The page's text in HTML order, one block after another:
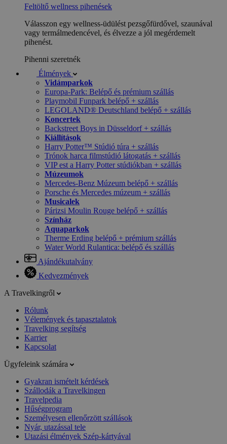
Feltöltő wellness pihenések
Válasszon egy wellness-üdülést pezsgőfürdővel, szaunával
vagy termálmedencével, és élvezze a jól megérdemelt
pihenést.
Pihenni szeretnék
Élmények
Vidámparkok
Europa-Park: Belépő és prémium szállás
Playmobil Funpark belépő + szállás
LEGOLAND® Deutschland belépő + szállás
Koncertek
Backstreet Boys in Düsseldorf + szállás
Kiállítások
Harry Potter™ Stúdió túra + szállás
Trónok harca filmstúdió látogatás + szállás
VIP est a Harry Potter stúdiókban + szállás
Múzeumok
Mercedes-Benz Múzeum belépő + szállás
Porsche és Mercedes múzeum + szállás
Musicalek
Párizsi Moulin Rouge belépő + szállás
Színház
Aquaparkok
Therme Erding belépő + prémium szállás
Water World Rulantica: belépő és szállás
Ajándékutalvány
Kedvezmények
A Travelkingről
Rólunk
Vélemények és tapasztalatok
Travelking segítség
Karrier
Kapcsolat
Ügyfeleink számára
Gyakran ismételt kérdések
Szállodák a Travelkingen
Travelpedia
Hűségprogram
Személyesen ellenőrzött szállások
Nyár, utazással tele
Utazási élmények Szép-kártyával